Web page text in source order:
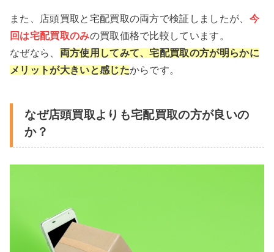
また、店頭買取と宅配買取の両方で検証しましたが、 今
回は宅配買取のみの買取価格で比較しています。
なぜなら、 両方使用してみて、宅配買取の方が明らかに
メリットが大きいと感じたからです。
なぜ店頭買取よりも宅配買取の方が良いの
か？